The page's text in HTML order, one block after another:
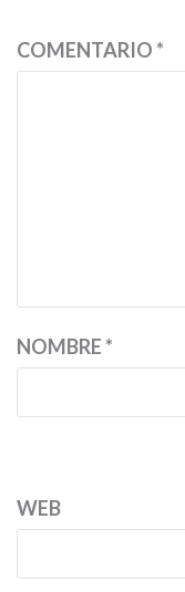
COMENTARIO*
NOMBRE*
WEB